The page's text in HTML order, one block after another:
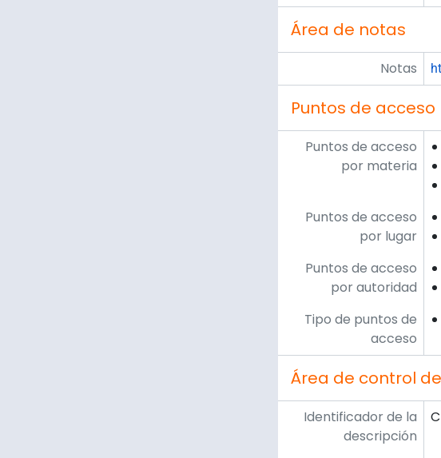
Área de notas
Notas
Puntos de acceso
Puntos de acceso
por materia
Puntos de acceso
por lugar
Puntos de acceso
por autoridad
Tipo de puntos de
acceso
Área de control
Identificador de la
descripción